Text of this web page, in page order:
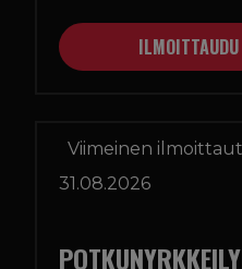
Viimeinen
31.08.2026